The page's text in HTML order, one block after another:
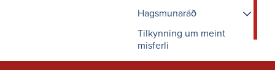
Hagsmunaráð
Fundargögn
Um Hagsmunaráðið
Tilkynning um meint
misferli